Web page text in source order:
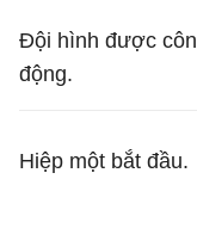
Đội hình được
động.
Hiệp một bắt đầu.